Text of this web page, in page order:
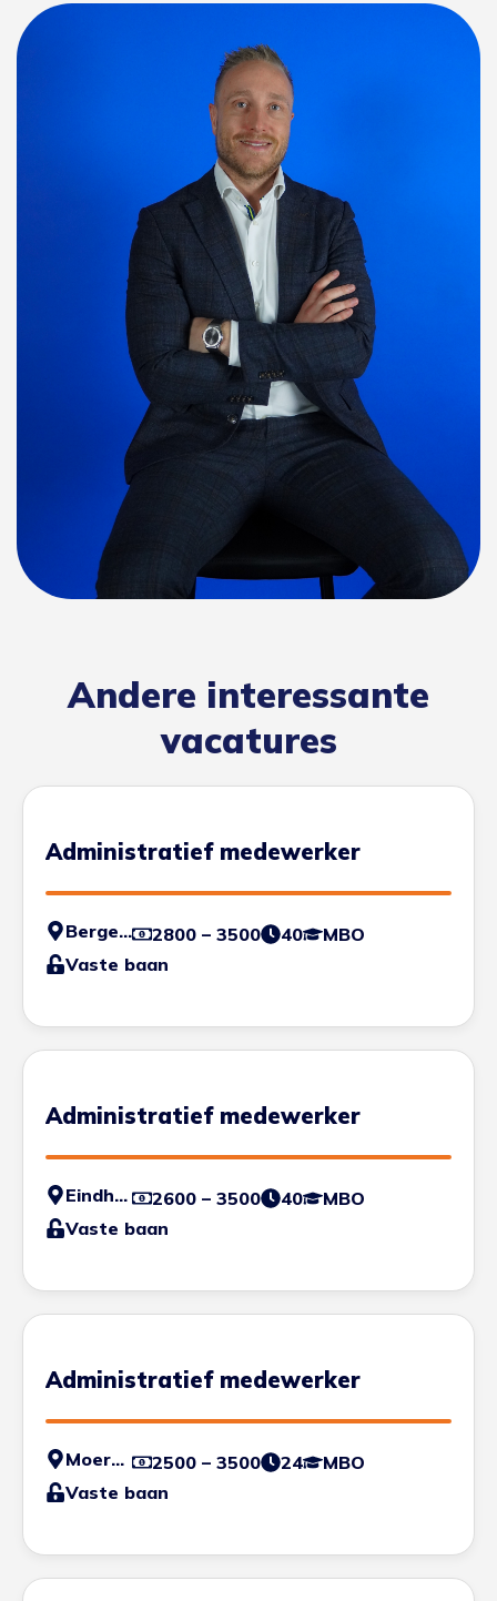
Andere interessante
vacatures
Administratief medewerker
Bergen op Zoom 2800 – 3500 40
MBO
Vaste baan
Administratief medewerker
Eindhoven 2600 – 3500 40
MBO
Vaste baan
Administratief medewerker
Moerdijk 2500 – 3500 24
MBO
Vaste baan